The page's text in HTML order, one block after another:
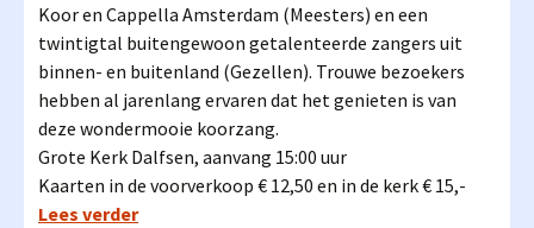
Koor en Cappella Amsterdam (Meesters) en een
twintigtal buitengewoon getalenteerde zangers uit
binnen- en buitenland (Gezellen). Trouwe bezoekers
hebben al jarenlang ervaren dat het genieten is van
deze wondermooie koorzang.
Grote Kerk Dalfsen, aanvang 15:00 uur
Kaarten in de voorverkoop € 12,50 en in de kerk € 15,-
Lees verder